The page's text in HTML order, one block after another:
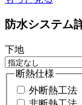
防水システム
下地
断熱仕様
外断熱工法